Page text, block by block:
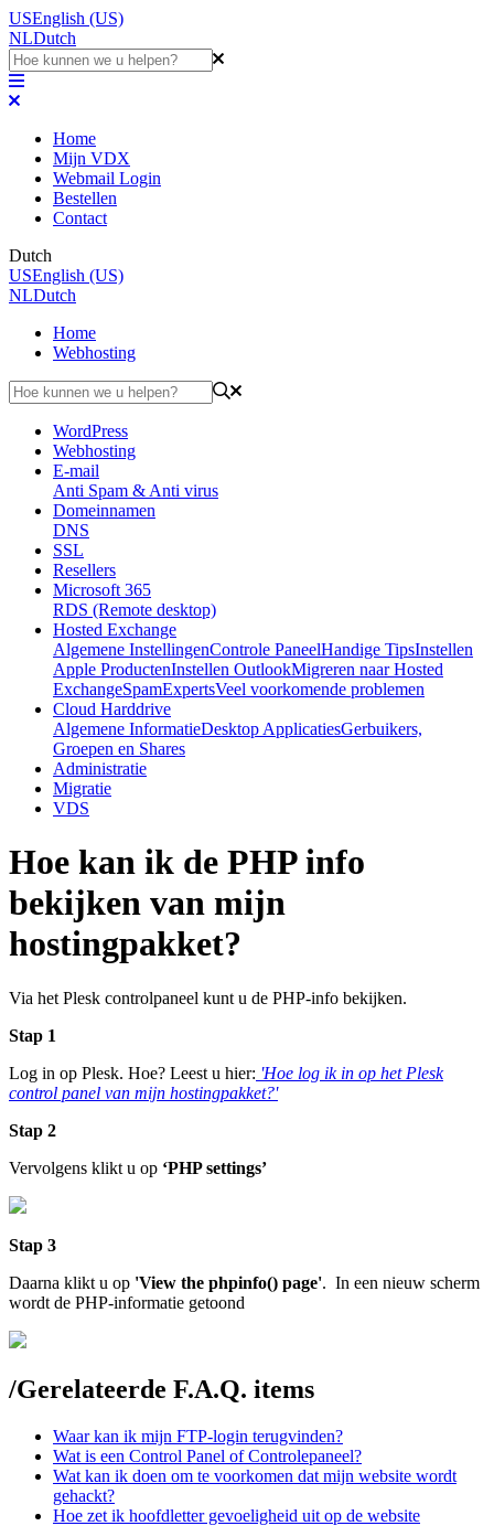
USEnglish (US)
NLDutch
Home
Mijn VDX
Webmail Login
Bestellen
Contact
Dutch
USEnglish (US)
NLDutch
Home
Webhosting
WordPress
Webhosting
E-mail
Anti Spam & Anti virus
Domeinnamen
DNS
SSL
Resellers
Microsoft 365
RDS (Remote desktop)
Hosted Exchange
Algemene InstellingenControle PaneelHandige TipsInstellen
Apple ProductenInstellen OutlookMigreren naar Hosted
ExchangeSpamExpertsVeel voorkomende problemen
Cloud Harddrive
Algemene InformatieDesktop ApplicatiesGerbuikers,
Groepen en Shares
Administratie
Migratie
VDS
Hoe kan ik de PHP info
bekijken van mijn
hostingpakket?
Via het Plesk controlpaneel kunt u de PHP-info bekijken.
Stap 1
Log in op Plesk. Hoe? Leest u hier: 'Hoe log ik in op het Plesk
control panel van mijn hostingpakket?'
Stap 2
Vervolgens klikt u op ‘PHP settings’
Stap 3
Daarna klikt u op 'View the phpinfo() page'. In een nieuw scherm
wordt de PHP-informatie getoond
/Gerelateerde F.A.Q. items
Waar kan ik mijn FTP-login terugvinden?
Wat is een Control Panel of Controlepaneel?
Wat kan ik doen om te voorkomen dat mijn website wordt
gehackt?
Hoe zet ik hoofdletter gevoeligheid uit op de website